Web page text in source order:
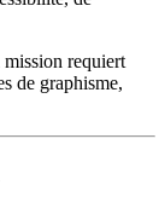
requiert
de graphisme,